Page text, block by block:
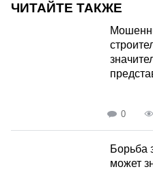
ЧИТАЙТЕ ТАКЖЕ
0
Борьба
может